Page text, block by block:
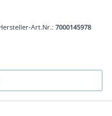
Art.Nr.: 7000145978